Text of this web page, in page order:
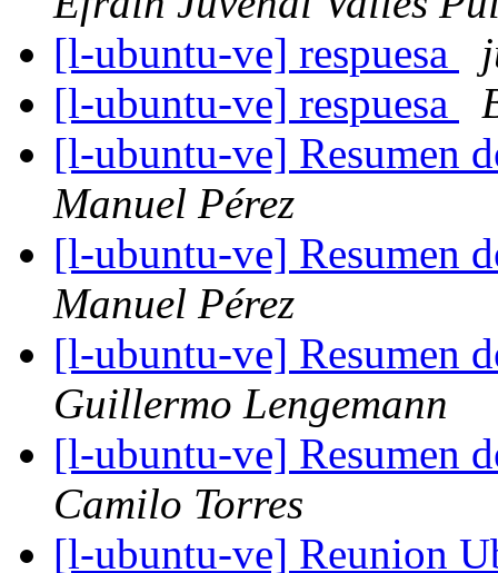
[l-ubuntu-ve] respuesa
[l-ubuntu-ve] respuesa
[l-ubuntu-ve] Resumen
Manuel Pérez
[l-ubuntu-ve] Resumen
Manuel Pérez
[l-ubuntu-ve] Resumen
Guillermo Lengemann
[l-ubuntu-ve] Resumen
Camilo Torres
[l-ubuntu-ve] Reunion